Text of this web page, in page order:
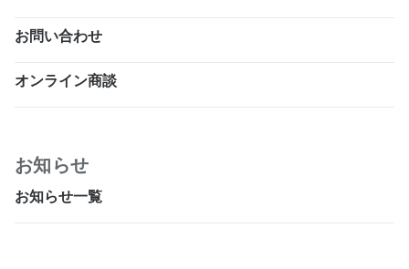
お問い合わせ
オンライン商談
お知らせ
お知らせ一覧